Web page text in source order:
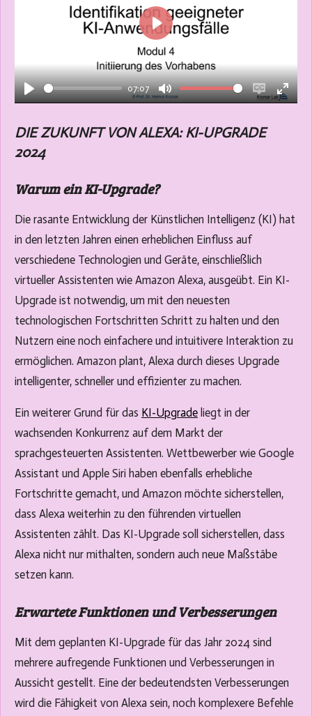
P
a
y
07:07
M
t
E
a
c
p
t
s
E
u
s
e
P
l
a
y
DIE ZUKUNFT VON ALEXA: KI-UPGRADE
2024
Warum ein KI-Upgrade?
Die rasante Entwicklung der Künstlichen Intelligenz (KI) hat
in den letzten Jahren einen erheblichen Einfluss auf
verschiedene Technologien und Geräte, einschließlich
virtueller Assistenten wie Amazon Alexa, ausgeübt. Ein KI-
Upgrade ist notwendig, um mit den neuesten
technologischen Fortschritten Schritt zu halten und den
Nutzern eine noch einfachere und intuitivere Interaktion zu
ermöglichen. Amazon plant, Alexa durch dieses Upgrade
intelligenter, schneller und effizienter zu machen.
Ein weiterer Grund für das KI-Upgrade liegt in der
wachsenden Konkurrenz auf dem Markt der
sprachgesteuerten Assistenten. Wettbewerber wie Google
Assistant und Apple Siri haben ebenfalls erhebliche
Fortschritte gemacht, und Amazon möchte sicherstellen,
dass Alexa weiterhin zu den führenden virtuellen
Assistenten zählt. Das KI-Upgrade soll sicherstellen, dass
Alexa nicht nur mithalten, sondern auch neue Maßstäbe
setzen kann.
Erwartete Funktionen und Verbesserungen
Mit dem geplanten KI-Upgrade für das Jahr 2024 sind
mehrere aufregende Funktionen und Verbesserungen in
Aussicht gestellt. Eine der bedeutendsten Verbesserungen
wird die Fähigkeit von Alexa sein, noch komplexere Befehle